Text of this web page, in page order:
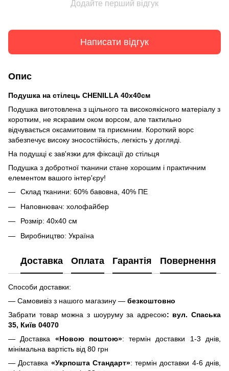
Додайте перший відгук
Написати відгук
Опис
Подушка на стілець CHENILLA 40х40см
Подушка виготовлена з щільного та високоякісного матеріалу з
коротким, не яскравим оком ворсом, але тактильно
відчувається оксамитовим та приємним. Короткий ворс
забезпечує високу зносостійкість, легкість у догляді.
На подушці є зав'язки для фіксації до стільця
Подушка з добротної тканини стане хорошим і практичним
елементом вашого інтер'єру!
Склад тканини: 60% бавовна, 40% ПЕ
Наповнювач: холофайбер
Розмір: 40х40 см
Виробництво: Україна
Доставка Оплата Гарантія Повернення
Способи доставки:
— Самовивіз з нашого магазину — безкоштовно
Забрати товар можна з шоуруму за адресою: вул. Спаська
35, Київ 04070
— Доставка «Новою поштою»: термін доставки 1-3 днів,
мінімальна вартість від 80 грн
— Доставка «Укрпошта Стандарт»: термін доставки 4-6 днів,